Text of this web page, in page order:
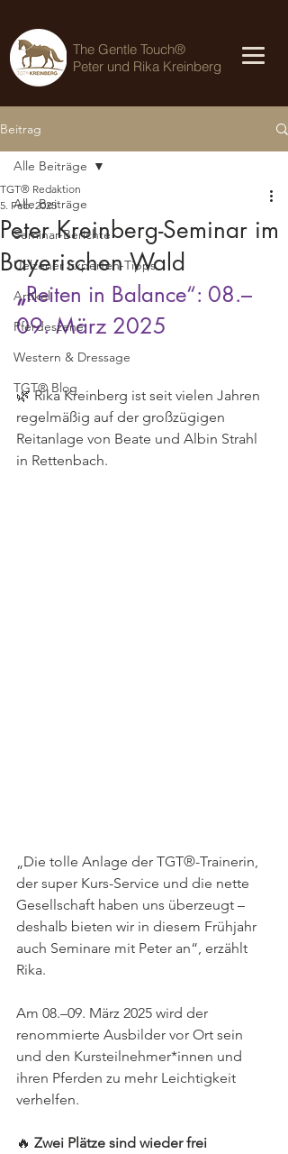
The Gentle Touch®
Peter und Rika Kreinberg
Beitrag
Alle Beiträge
Seminar-Berichte
Uelzener Experten-Tipps
Artikel
Pferdeszene
Western & Dressage
TGT® Blog
Alle Beiträge
Peter Kreinberg-Seminar im
Bayerischen Wald
TGT® Redaktion
5. Feb. 2025
„Reiten in Balance“: 08.–
09. März 2025
🌿 Rika Kreinberg ist seit vielen Jahren
regelmäßig auf der großzügigen
Reitanlage von Beate und Albin Strahl
in Rettenbach.
„Die tolle Anlage der TGT®-Trainerin,
der super Kurs-Service und die nette
Gesellschaft haben uns überzeugt –
deshalb bieten wir in diesem Frühjahr
auch Seminare mit Peter an“, erzählt
Rika.
Am 08.–09. März 2025 wird der
renommierte Ausbilder vor Ort sein
und den Kursteilnehmer*innen und
ihren Pferden zu mehr Leichtigkeit
verhelfen.
🔥 Zwei Plätze sind wieder frei